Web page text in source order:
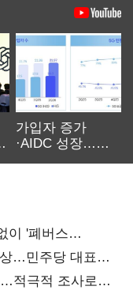
가입자 증가
·AIDC 성장…
이 '폐버스
…민주당 대표로
적극적 조사로